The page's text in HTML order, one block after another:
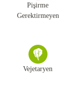
Pişirme
Gerektirmeyen
Vejetaryen